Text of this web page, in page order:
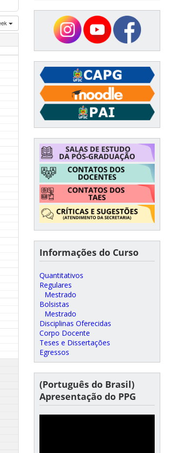
Informações do Curso
Quantitativos
Regulares
Mestrado
Bolsistas
Mestrado
Disciplinas Oferecidas
Corpo Docente
Teses e Dissertações
Egressos
(Português do Brasil)
Apresentação do PPG